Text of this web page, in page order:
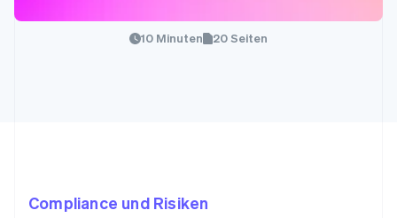
10 Minuten 20 Seiten
Compliance und Risiken